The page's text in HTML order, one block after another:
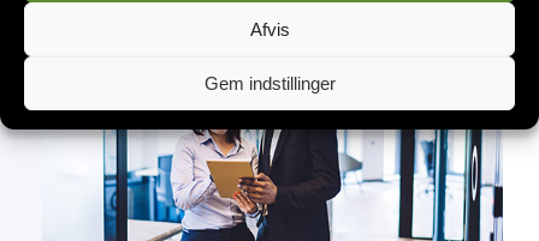
Afvis
Gem indstillinger